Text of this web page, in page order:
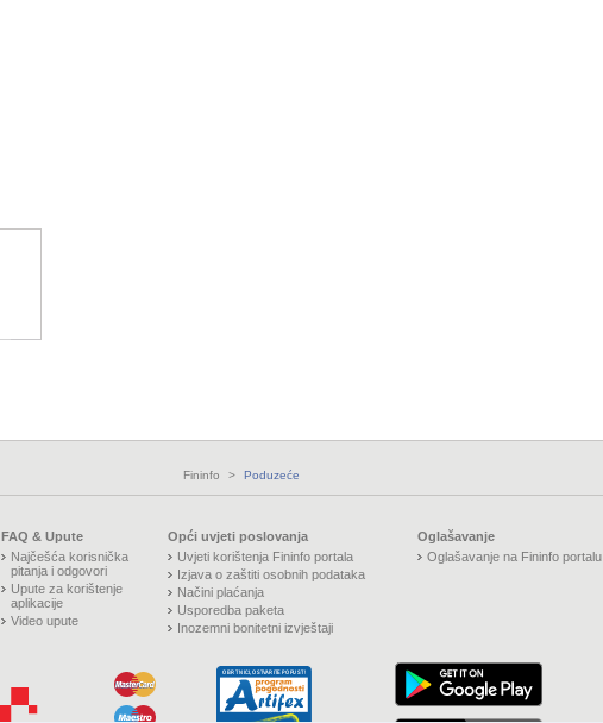
Fininfo > Poduzeće
FAQ & Upute
Najčešća korisnička
pitanja i odgovori
Upute za korištenje
aplikacije
Video upute
Opći uvjeti poslovanja
Uvjeti korištenja Fininfo portala
Izjava o zaštiti osobnih podataka
Načini plaćanja
Usporedba paketa
Inozemni bonitetni izvještaji
Oglašavanje
Oglašavanje na Fininfo portalu